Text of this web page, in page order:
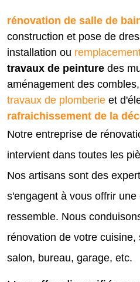
rénovation de salle de
construction et pose de
installation ou
travaux de peinture des
aménagement des combles,
travaux de plomberie et
rafraichissement de la
Notre entreprise de
intervient dans toutes les
Nos artisans sont des
s'engagent à vous offrir
ressemble. Nous
rénovation de votre
salon, bureau, garage, etc.